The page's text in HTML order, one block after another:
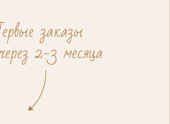
заказы
2-3 месяца